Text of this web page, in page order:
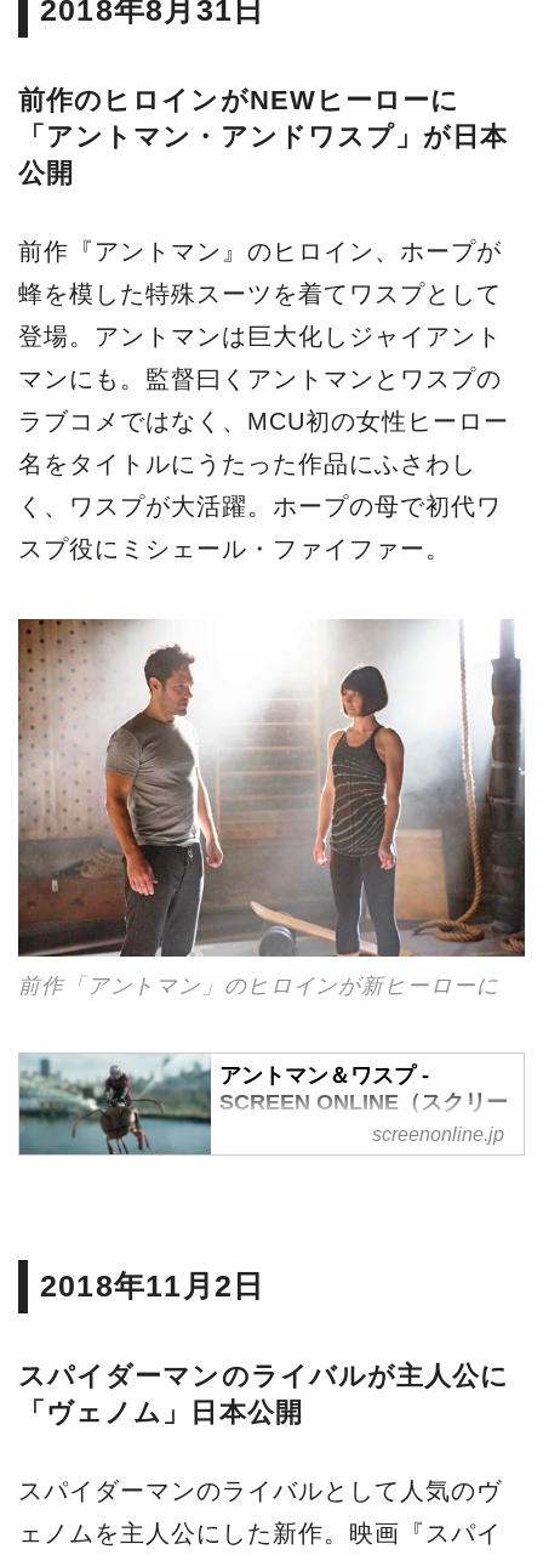
画配信、海外ドラマの紹介、貴
グッズなどのシネマグッズのご
購入まで盛り沢山の内容をご覧
2018年8月31日
前作のヒロインがNEWヒーローに
「アントマン・アンドワスプ」が日本
公開
前作『アントマン』のヒロイン、ホープが
蜂を模した特殊スーツを着てワスプとして
登場。アントマンは巨大化しジャイアント
マンにも。監督曰くアントマンとワスプの
ラブコメではなく、MCU初の女性ヒーロー
名をタイトルにうたった作品にふさわし
く、ワスプが大活躍。ホープの母で初代ワ
スプ役にミシェール・ファイファー。
前作「アントマン」のヒロインが新ヒーローに
アントマン＆ワスプ -
SCREEN ONLINE（スクリー
やニュース、ハリウッドスター
の生インタビュー、記者会見の
貴重な撮影小道具の展示をして
おります。また併設している
なオートグラフやオリジナルグ
ッズなどのシネマグッズのご購
入をしていただけます。
screenonline.jp
2018年11月2日
スパイダーマンのライバルが主人公に
「ヴェノム」日本公開
スパイダーマンのライバルとして人気のヴ
ェノムを主人公にした新作。映画『スパイ